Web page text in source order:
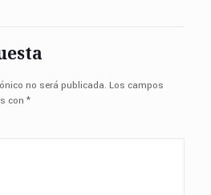
no será publicada. Los campos
con *